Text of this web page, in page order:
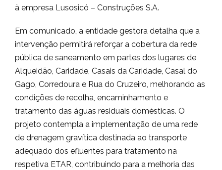
à empresa Lusosicó – Construções S.A.
Em comunicado, a entidade gestora detalha que a
intervenção permitirá reforçar a cobertura da rede
pública de saneamento em partes dos lugares de
Alqueidão, Caridade, Casais da Caridade, Casal do
Gago, Corredoura e Rua do Cruzeiro, melhorando as
condições de recolha, encaminhamento e
tratamento das águas residuais domésticas. O
projeto contempla a implementação de uma rede
de drenagem gravítica destinada ao transporte
adequado dos efluentes para tratamento na
respetiva ETAR, contribuindo para a melhoria das